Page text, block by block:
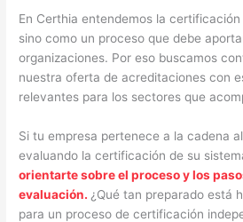
En Certhia entendemos la
sino como un proceso que debe
organizaciones. Por eso buscamos
nuestra oferta de acreditaciones con
relevantes para los sectores que
Si tu empresa pertenece a la cadena
evaluando la certificación de su
orientarte sobre el proceso y los
evaluación. ¿Qué tan preparado está
para un proceso de certificación